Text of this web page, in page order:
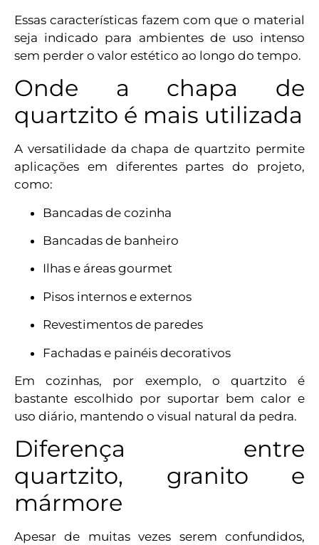
Essas características fazem com que o material
seja indicado para ambientes de uso intenso
sem perder o valor estético ao longo do tempo.
Onde a chapa de
quartzito é mais utilizada
A versatilidade da chapa de quartzito permite
aplicações em diferentes partes do projeto,
como:
Bancadas de cozinha
Bancadas de banheiro
Ilhas e áreas gourmet
Pisos internos e externos
Revestimentos de paredes
Fachadas e painéis decorativos
Em cozinhas, por exemplo, o quartzito é
bastante escolhido por suportar bem calor e
uso diário, mantendo o visual natural da pedra.
Diferença entre
quartzito, granito e
mármore
Apesar de muitas vezes serem confundidos,